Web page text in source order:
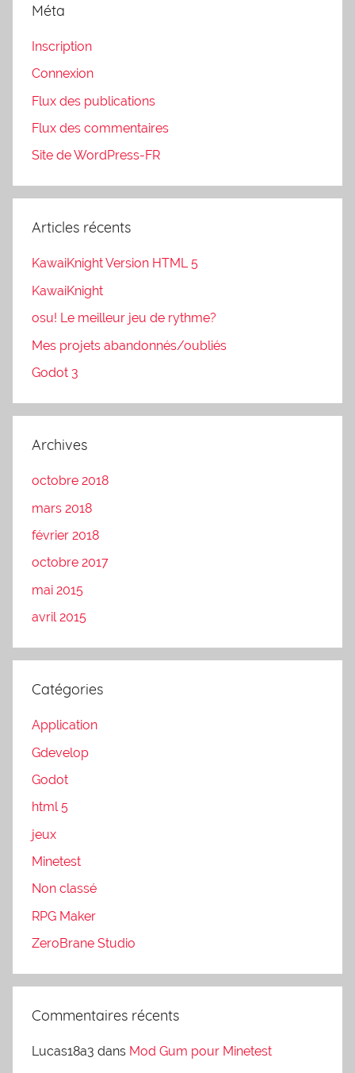
Méta
Inscription
Connexion
Flux des publications
Flux des commentaires
Site de WordPress-FR
Articles récents
KawaiKnight Version HTML 5
KawaiKnight
osu! Le meilleur jeu de rythme?
Mes projets abandonnés/oubliés
Godot 3
Archives
octobre 2018
mars 2018
février 2018
octobre 2017
mai 2015
avril 2015
Catégories
Application
Gdevelop
Godot
html 5
jeux
Minetest
Non classé
RPG Maker
ZeroBrane Studio
Commentaires récents
Lucas18a3 dans Mod Gum pour Minetest